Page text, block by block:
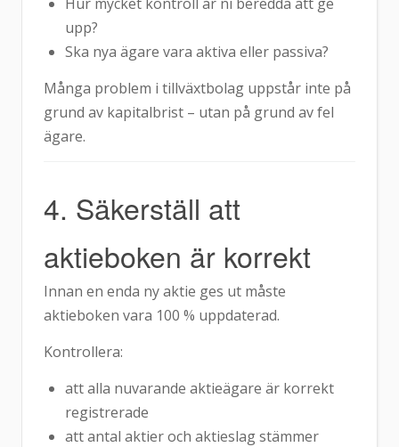
upp?
Ska nya ägare vara aktiva eller passiva?
Många problem i tillväxtbolag uppstår inte på
grund av kapitalbrist – utan på grund av fel
ägare.
4. Säkerställ att
aktieboken är korrekt
Innan en enda ny aktie ges ut måste
aktieboken vara 100 % uppdaterad.
Kontrollera:
att alla nuvarande aktieägare är korrekt
registrerade
att antal aktier och aktieslag stämmer